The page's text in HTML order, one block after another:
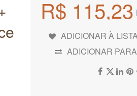
R$ 115,23
ADICIONAR À
ADICIONAR